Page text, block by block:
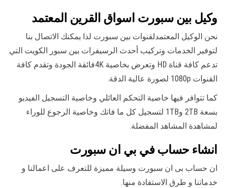
وكيل بين سبورت اسواق القرين المعتمد
نحن الوكيل المعتمدلقنوات بين سبورت لذا يمكنك الاتصال بنا
لتوفير الخدمات وتركيب أحدث الرسيفرات بين سبور الكويت التي
تدعم كافة قناة HD وتعرض بخاصية 4Kفائقة الجودة وتقدم كافة
القنوات 1080p لصورة عالية الدقة.
كما تتوافر فيها خاصية التحكم العائلي وخاصية التسجيل الفيديو
بسعة 2TB و1TB لتسجيل كل ما فاتك وخاصية الرجوع للوراء
لمشاهدة المشاهد المفضلة.
انشاء حساب في بي ان سبورت
ان حساب بى ان سبورت وسيلة مميزة للتعرف على اعمالنا و
خدماتنا و طرق الاستفادة منها.